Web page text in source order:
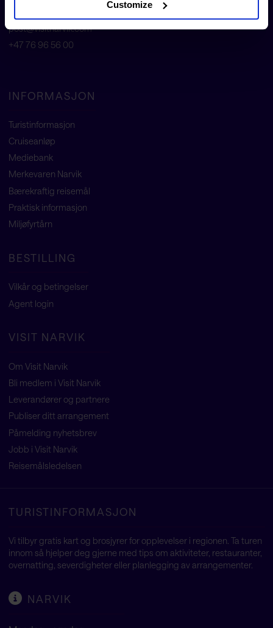
Customize
post@visitnarvik.com
+47 76 96 56 00
INFORMASJON
Turistinformasjon
Cruiseanløp
Mediebank
Merkevaren Narvik
Bærekraftig reisemål
Praktisk informasjon
Miljøfyrtårn
BESTILLING
Vilkår og betingelser
Agent login
VISIT NARVIK
Om Visit Narvik
Bli medlem i Visit Narvik
Leverandører og partnere
Publiser ditt arrangement
Påmelding nyhetsbrev
Jobb i Visit Narvik
Reisemålsledelsen
TURISTINFORMASJON
Vi tilbyr gratis kart og brosjyrer for opplevelser i regionen. Ta turen
innom så hjelper deg gjerne med tips om aktiviteter, restauranter,
overnatting, severdigheter eller planlegging av arrangementer.
NARVIK